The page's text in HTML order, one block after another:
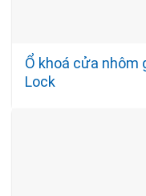
Ổ khoá cửa nhôm
Lock